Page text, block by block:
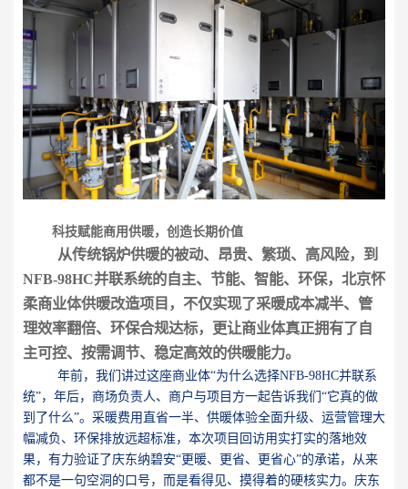
科技赋能商用供暖，创造长期价值
从传统锅炉供暖的被动、昂贵、繁琐、高风险，到
NFB-98HC并联系统的自主、节能、智能、环保，北京怀
柔商业体供暖改造项目，不仅实现了采暖成本减半、管
理效率翻倍、环保合规达标，更让商业体真正拥有了自
主可控、按需调节、稳定高效的供暖能力。
年前，我们讲过这座商业体“为什么选择NFB-98HC并联系
统”，年后，商场负责人、商户与项目方一起告诉我们“它真的做
到了什么”。采暖费用直省一半、供暖体验全面升级、运营管理大
幅减负、环保排放远超标准，本次项目回访用实打实的落地效
果，有力验证了庆东纳碧安“更暖、更省、更省心”的承诺，从来
都不是一句空洞的口号，而是看得见、摸得着的硬核实力。庆东